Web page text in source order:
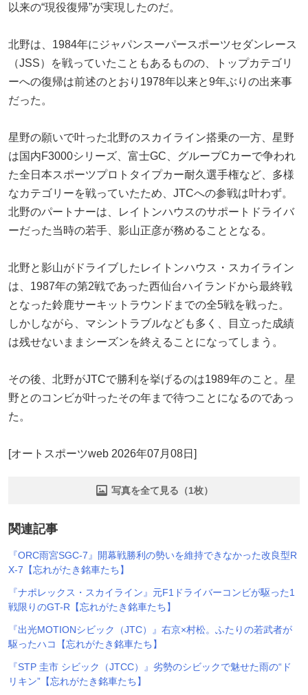
以来の“現役復帰”が実現したのだ。
北野は、1984年にジャパンスーパースポーツセダンレース
（JSS）を戦っていたこともあるものの、トップカテゴリ
ーへの復帰は前述のとおり1978年以来と9年ぶりの出来事
だった。
星野の願いで叶った北野のスカイライン搭乗の一方、星野
は国内F3000シリーズ、富士GC、グループCカーで争われ
た全日本スポーツプロトタイプカー耐久選手権など、多様
なカテゴリーを戦っていたため、JTCへの参戦は叶わず。
北野のパートナーは、レイトンハウスのサポートドライバ
ーだった当時の若手、影山正彦が務めることとなる。
北野と影山がドライブしたレイトンハウス・スカイライン
は、1987年の第2戦であった西仙台ハイランドから最終戦
となった鈴鹿サーキットラウンドまでの全5戦を戦った。
しかしながら、マシントラブルなども多く、目立った成績
は残せないままシーズンを終えることになってしまう。
その後、北野がJTCで勝利を挙げるのは1989年のこと。星
野とのコンビが叶ったその年まで待つことになるのであっ
た。
[オートスポーツweb 2026年07月08日]
写真を全て見る（1枚）
関連記事
『ORC雨宮SGC-7』開幕戦勝利の勢いを維持できなかった改良型R
X-7【忘れがたき銘車たち】
『ナポレックス・スカイライン』元F1ドライバーコンビが駆った1
戦限りのGT-R【忘れがたき銘車たち】
『出光MOTIONシビック（JTC）』右京×村松。ふたりの若武者が
駆ったハコ【忘れがたき銘車たち】
『STP 圭市 シビック（JTCC）』劣勢のシビックで魅せた雨の“ド
リキン”【忘れがたき銘車たち】